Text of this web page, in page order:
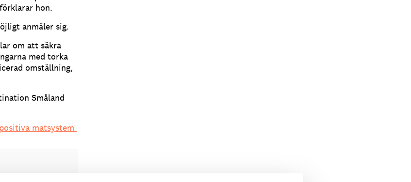
hon.
anmäler sig.
om att säkra
med torka
omställning,
Småland
matsystem